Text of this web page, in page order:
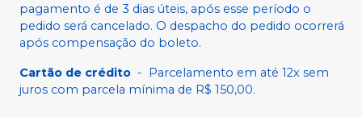
pagamento é de 3 dias úteis, após esse período o
pedido será cancelado. O despacho do pedido ocorrerá
após compensação do boleto.
Cartão de crédito - Parcelamento em até 12x sem
juros com parcela mínima de R$ 150,00.